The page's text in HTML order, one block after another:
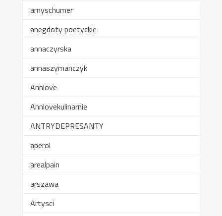
amyschumer
anegdoty poetyckie
annaczyrska
annaszymanczyk
Annlove
Annlovekulinarnie
ANTRYDEPRESANTY
aperol
arealpain
arszawa
Artysci